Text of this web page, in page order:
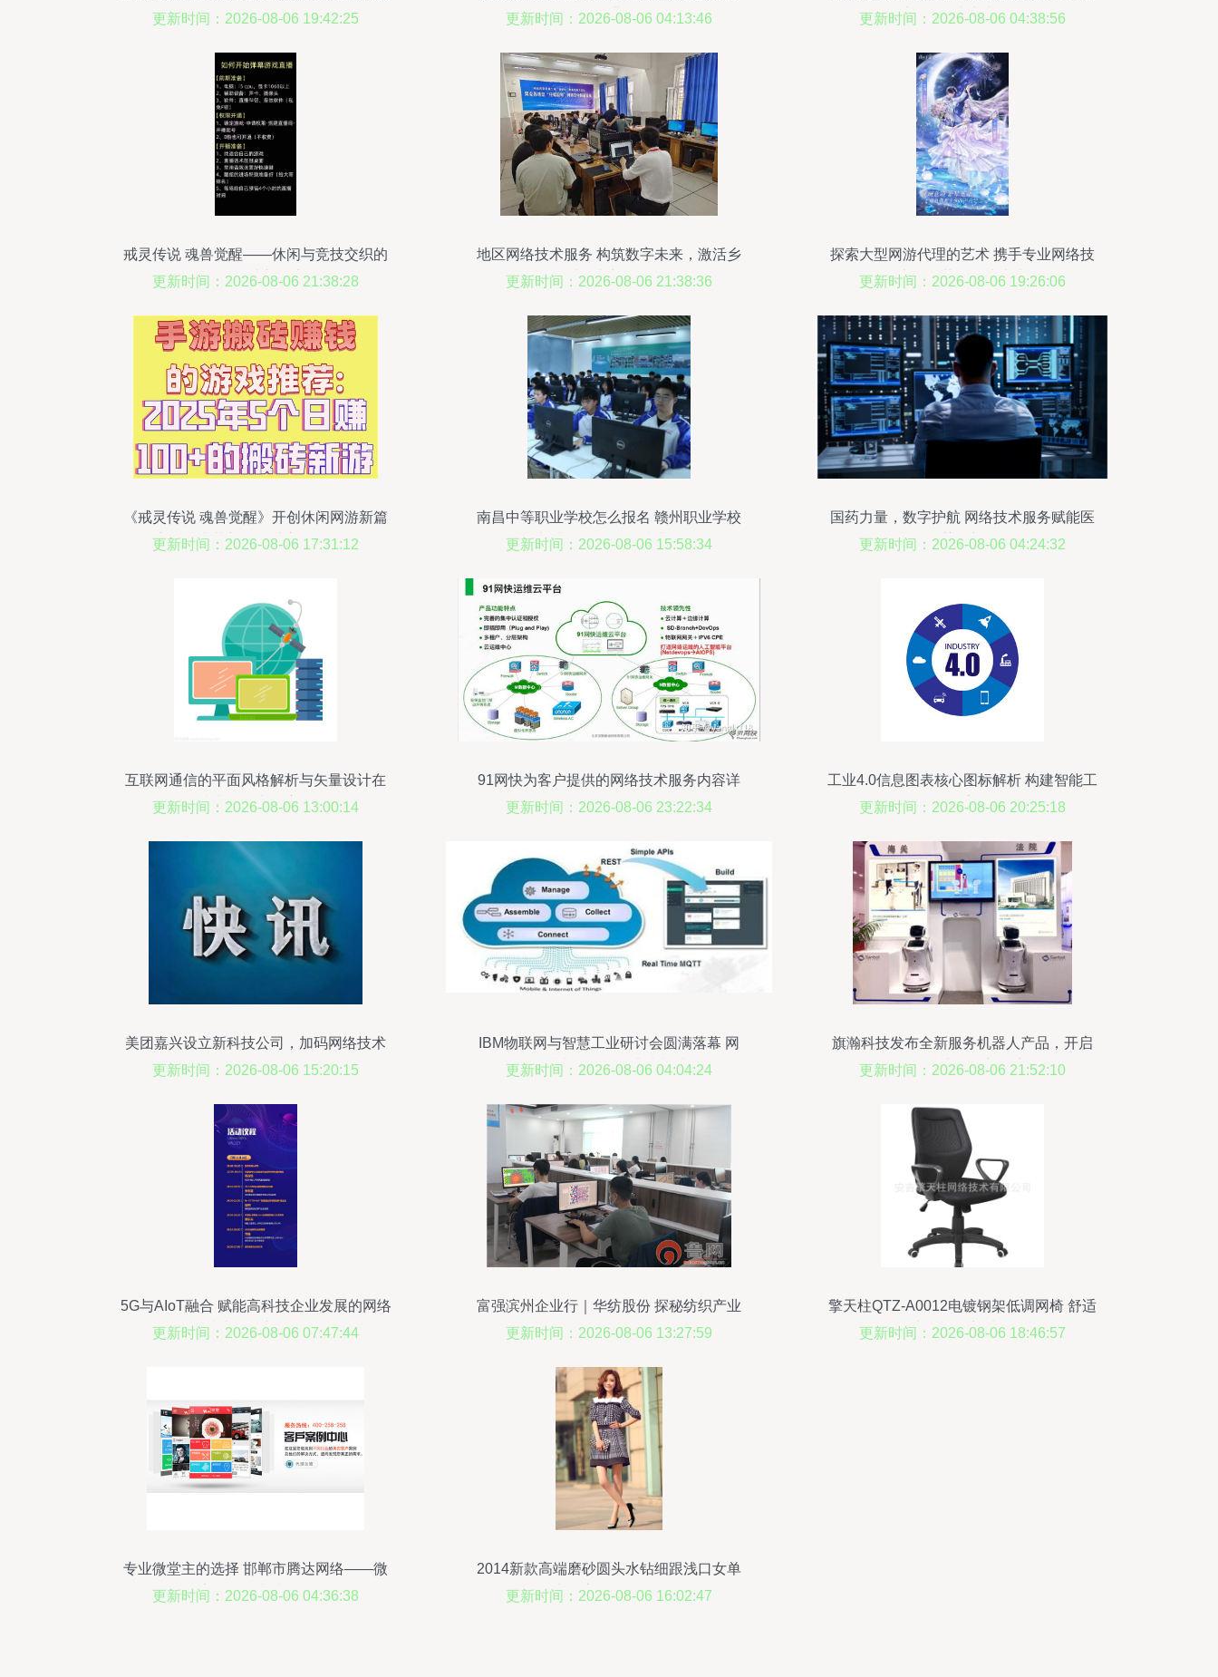
秘
更新时间：2026-08-06 19:42:25
技型企业发展
更新时间：2026-08-06 04:13:46
上“云”锻造未来工厂
更新时间：2026-08-06 04:38:56
戒灵传说 魂兽觉醒——休闲与竞技交织的
网络游戏新篇章
更新时间：2026-08-06 21:38:28
地区网络技术服务 构筑数字未来，激活乡
村振兴新引擎
更新时间：2026-08-06 21:38:36
探索大型网游代理的艺术 携手专业网络技
术服务共创游戏未来
更新时间：2026-08-06 19:26:06
《戒灵传说 魂兽觉醒》开创休闲网游新篇
章，技术革新玩转社交休闲场景
更新时间：2026-08-06 17:31:12
南昌中等职业学校怎么报名 赣州职业学校
公办 南昌向远轨道技术学校
更新时间：2026-08-06 15:58:34
国药力量，数字护航 网络技术服务赋能医
药创新
更新时间：2026-08-06 04:24:32
互联网通信的平面风格解析与矢量设计在
技术服务中的应用
更新时间：2026-08-06 13:00:14
91网快为客户提供的网络技术服务内容详
解
更新时间：2026-08-06 23:22:34
工业4.0信息图表核心图标解析 构建智能工
厂的数字网络
更新时间：2026-08-06 20:25:18
美团嘉兴设立新科技公司，加码网络技术
服务布局
更新时间：2026-08-06 15:20:15
IBM物联网与智慧工业研讨会圆满落幕 网
络技术服务驱动未来制造
更新时间：2026-08-06 04:04:24
旗瀚科技发布全新服务机器人产品，开启
网络技术服务新篇章
更新时间：2026-08-06 21:52:10
5G与AIoT融合 赋能高科技企业发展的网络
技术服务新引擎
更新时间：2026-08-06 07:47:44
富强滨州企业行｜华纺股份 探秘纺织产业
的智能化转型
更新时间：2026-08-06 13:27:59
擎天柱QTZ-A0012电镀钢架低调网椅 舒适
办公的理想选择
更新时间：2026-08-06 18:46:57
专业微堂主的选择 邯郸市腾达网络——微
堂服务的卓越伙伴
更新时间：2026-08-06 04:36:38
2014新款高端磨砂圆头水钻细跟浅口女单
鞋 厂家批发全解析
更新时间：2026-08-06 16:02:47